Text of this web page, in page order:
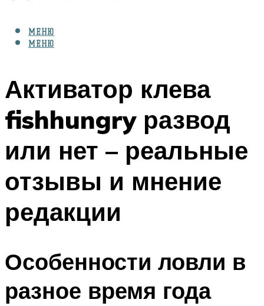
МЕНЮ
МЕНЮ
Активатор клева
fishhungry развод
или нет – реальные
отзывы и мнение
редакции
Особенности ловли в
разное время года